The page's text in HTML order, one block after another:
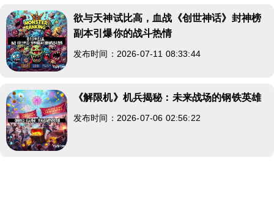
欲与天神试比高，血战《创世神话》封神榜
副本引爆你的战斗热情
发布时间：2026-07-11 08:33:44
《解限机》机兵揭秘：未来战场的钢铁英雄
发布时间：2026-07-06 02:56:22